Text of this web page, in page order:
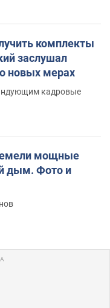
комплекты
заслушал
новых мерах
кадровые
мощные
дым. Фото и